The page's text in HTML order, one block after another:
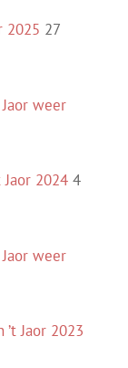
2025 27
weer
2024 4
weer
Jaor 2023